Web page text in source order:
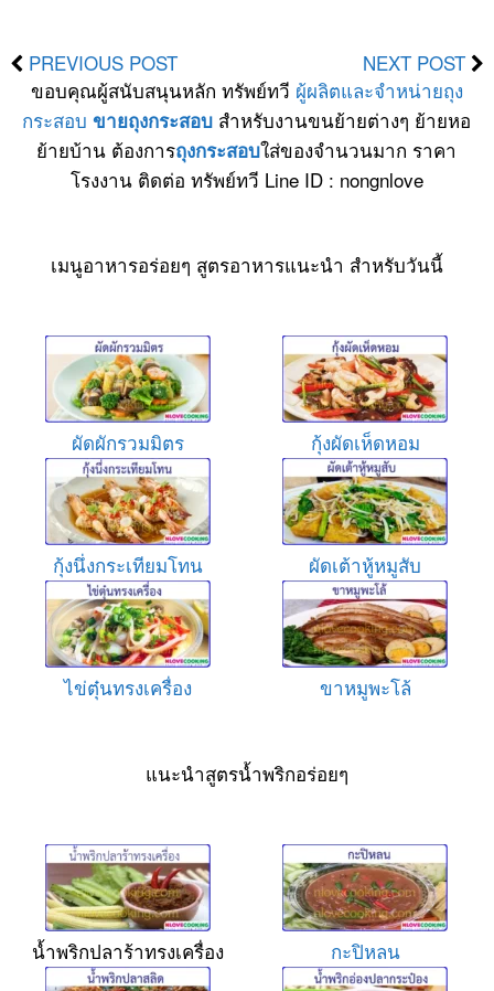
PREVIOUS POST
NEXT POST
ขอบคุณผู้สนับสนุนหลัก ทรัพย์ทวี ผู้ผลิตและจำหน่ายถุง
กระสอบ ขายถุงกระสอบ สำหรับงานขนย้ายต่างๆ ย้ายหอ
ย้ายบ้าน ต้องการถุงกระสอบใส่ของจำนวนมาก ราคา
โรงงาน ติดต่อ ทรัพย์ทวี Line ID : nongnlove
เมนูอาหารอร่อยๆ สูตรอาหารแนะนำ สำหรับวันนี้
ผัดผักรวมมิตร กุ้งผัดเห็ดหอม
กุ้งนึ่งกระเทียมโทน ผัดเต้าหู้หมูสับ
ไข่ตุ๋นทรงเครื่อง ขาหมูพะโล้
แนะนำสูตรน้ำพริกอร่อยๆ
น้ำพริกปลาร้าทรงเครื่อง กะปิหลน